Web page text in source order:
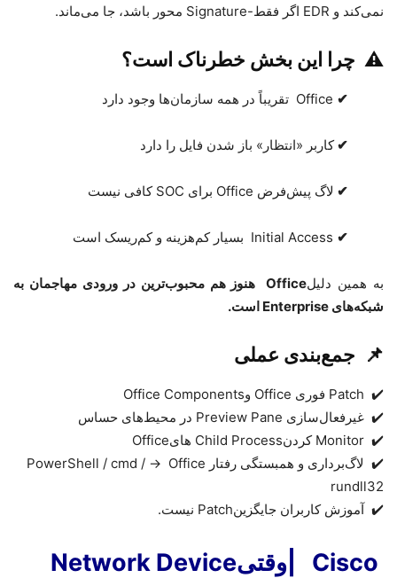
نمی‌کند و EDR اگر فقطSignature- محور باشد، جا می‌ماند.
⚠️ چرا این بخش خطرناک است؟
Office ✔ تقریباً در همه سازمان‌ها وجود دارد
✔کاربر «انتظار» باز شدن فایل را دارد
✔ لاگ پیش‌فرض Office برای SOCکافی نیست
Initial Access ✔ بسیار کم‌هزینه و کم‌ریسک است
به همین دلیلOffice
هنوز هم محبوب‌ترین در ورودی مهاجمان به
شبکه‌های Enterprise است.
📌 جمع‌بندی عملی
✔️
Patch فوری Office وOffice Components
✔️ غیرفعال‌سازی Preview Pane در محیط‌های حساس
✔️
MonitorکردنChild Process هایOffice
✔️ لاگ‌برداری و همبستگی رفتار Office
→
PowerShell / cmd /
rundll32
✔️ آموزش کاربران جایگزینPatch نیست.
Cisco وقتیNetwork Device